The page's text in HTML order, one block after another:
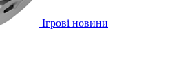
Ігрові новини